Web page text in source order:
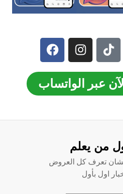
عبر الواتساب
من يعلم
عشان تعرف كل العروض
اول بأول